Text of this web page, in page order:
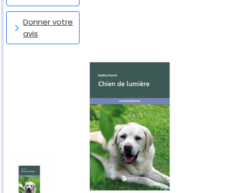
Donner votre
avis